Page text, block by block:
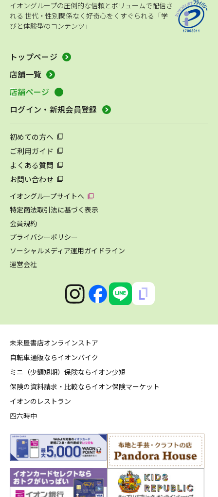
イオングループの圧倒的な信頼とボリュームで配信さ
れる 世代・性別関係なく好奇心をくすぐられる「学
びと体験型のコンテンツ」
トップページ
店舗一覧
店舗ページ
ログイン・新規会員登録
初めての方へ
ご利用ガイド
よくある質問
お問い合わせ
イオングループサイトへ
特定商法取引法に基づく表示
会員規約
プライバシーポリシー
ソーシャルメディア運用ガイドライン
運営会社
未来屋書店オンラインストア
自転車通販ならイオンバイク
ミニ（少額短期）保険ならイオン少短
保険の資料請求・比較ならイオン保険マーケット
イオンのレストラン
四六時中